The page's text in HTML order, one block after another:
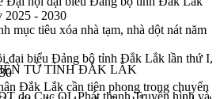
2025 - 2030
mục tiêu xóa nhà tạm, nhà dột nát năm
đại biểu Đảng bộ tỉnh Đắk Lắk lần thứ I,
Đắk Lắk cần tiên phong trong chuyển
TỬ TỈNH ĐẮK LẮK